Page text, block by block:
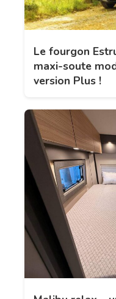
Le fourgon
maxi-soute
version Plus !